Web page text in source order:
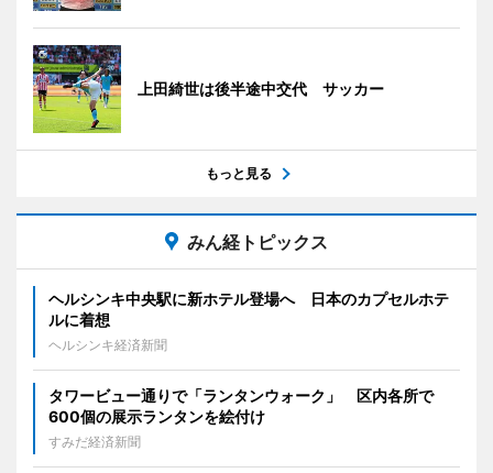
上田綺世は後半途中交代 サッカー
もっと見る
みん経トピックス
ヘルシンキ中央駅に新ホテル登場へ 日本のカプセルホテ
ルに着想
ヘルシンキ経済新聞
タワービュー通りで「ランタンウォーク」 区内各所で
600個の展示ランタンを絵付け
すみだ経済新聞